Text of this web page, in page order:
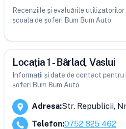
Recenziile și evaluările
școala de șoferi Bum Bum Auto
Locația 1 - Bârlad, Vaslui
Informații și date de contact pentru
șoferi Bum Bum Auto
Adresa:Str. Republicii,
Telefon:0752 825 462